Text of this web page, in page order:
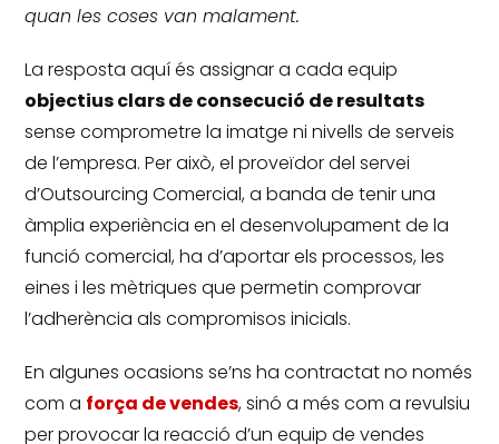
quan les coses van malament.
La resposta aquí és assignar a cada equip
objectius clars de consecució de resultats
sense comprometre la imatge ni nivells de serveis
de l’empresa.Per això, el proveïdor del servei
d’Outsourcing Comercial, a banda de tenir una
àmplia experiència en el desenvolupament de la
funció comercial, ha d’aportar els processos, les
eines i les mètriques que permetin comprovar
l’adherència als compromisos inicials.
En algunes ocasions se’ns ha contractat no només
com a força de vendes, sinó a més com a revulsiu
per provocar la reacció d’un equip de vendes